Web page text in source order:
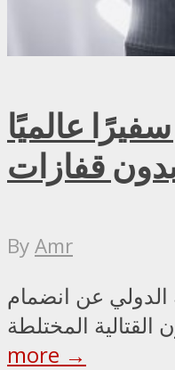
عالميًا
قفازات
ByAmr
الدولي عن انضمام
more →